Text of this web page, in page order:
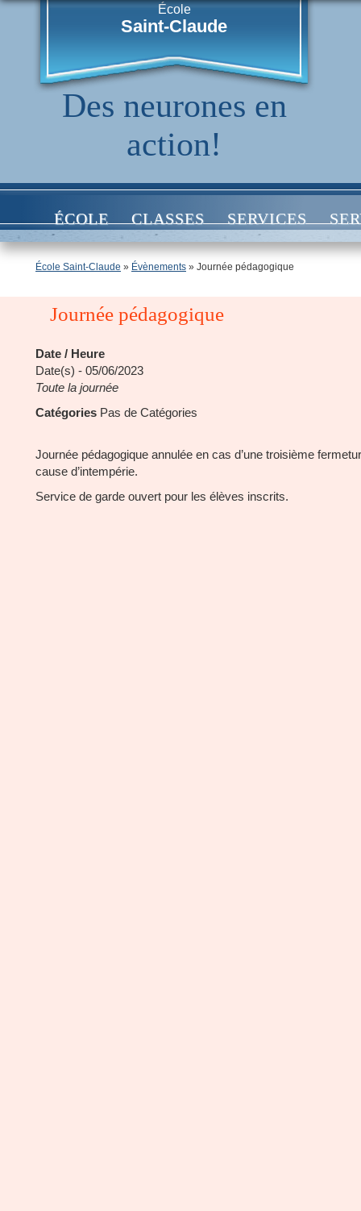
École
Saint-Claude
Des neurones en
action!
ÉCOLE CLASSES SERVICES
École Saint-Claude » Évènements » Journée pédagogique
Journée pédagogique
Date / Heure
Date(s) - 05/06/2023
Toute la journée
Catégories Pas de Catégories
Journée pédagogique annulée en cas d’une troisième
cause d’intempérie.
Service de garde ouvert pour les élèves inscrits.